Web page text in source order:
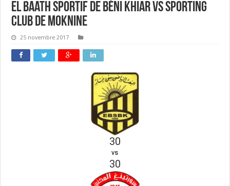
El Baath Sportif de Béni Khiar vs Sporting
Club de Moknine
25 novembre 2017
30
vs
30